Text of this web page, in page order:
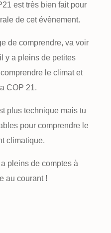
est très bien fait pour
de cet évènement.
de comprendre, va voir
il y a pleins de petites
le climat et
COP 21.
plus technique mais tu
pour comprendre le
climatique.
pleins de comptes à
au courant !